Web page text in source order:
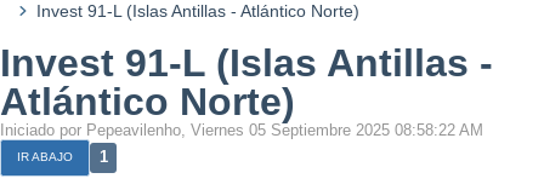
Invest 91-L (Islas Antillas - Atlántico Norte)
Invest 91-L (Islas Antillas -
Atlántico Norte)
Iniciado por Pepeavilenho, Viernes 05 Septiembre 2025 08:58:22 AM
IR ABAJO 1